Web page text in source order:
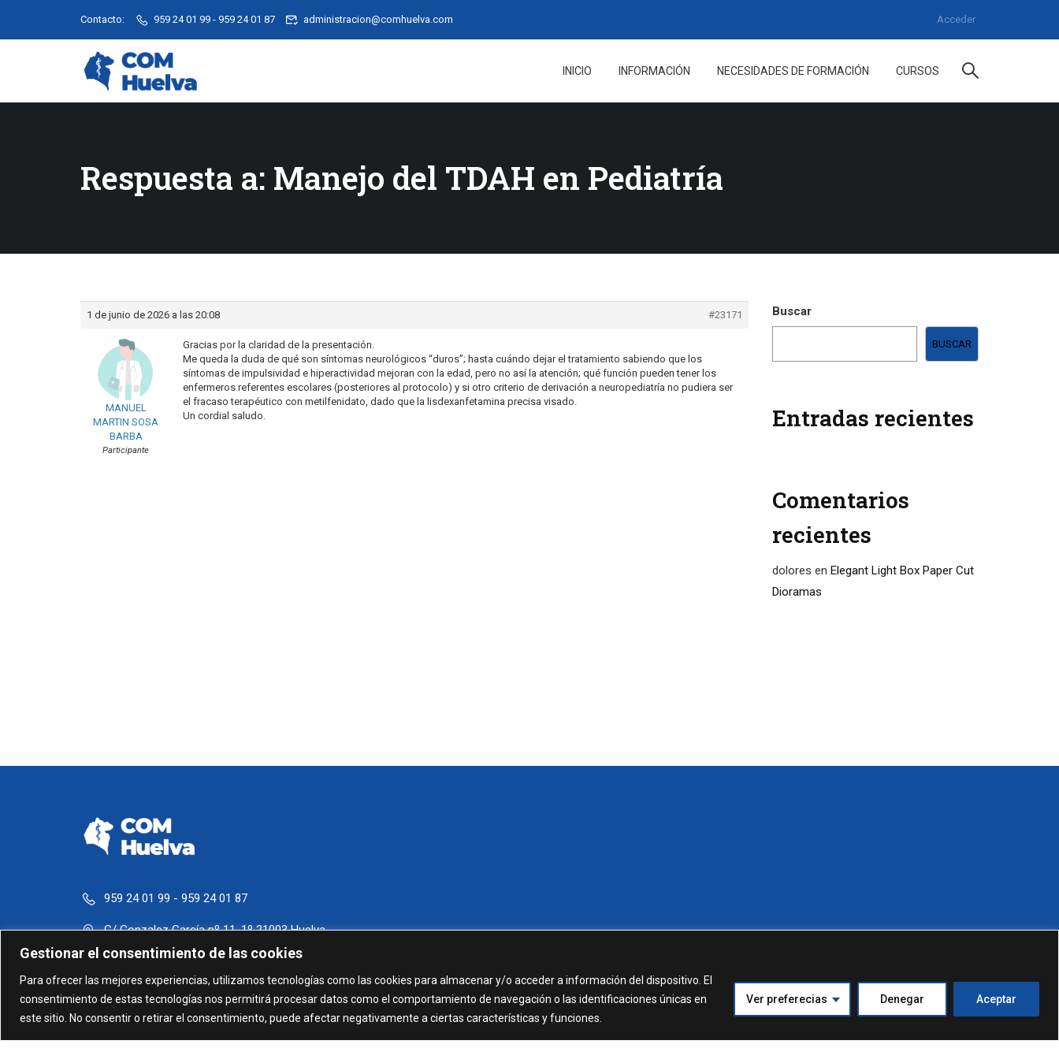
Gestionar el consentimiento de las cookies
Para ofrecer las mejores experiencias, utilizamos tecnologías como las cookies para almacenar y/o acceder a información del dispositivo. El
consentimiento de estas tecnologías nos permitirá procesar datos como el comportamiento de navegación o las identificaciones únicas en
este sitio. No consentir o retirar el consentimiento, puede afectar negativamente a ciertas características y funciones.
Ver preferecias Denegar Aceptar
Contacto: 959 24 01 99 - 959 24 01 87 administracion@comhuelva.com Acceder
INICIO INFORMACIÓN NECESIDADES DE FORMACIÓN CURSOS
Respuesta a: Manejo del TDAH en Pediatría
1 de junio de 2026 a las 20:08 #23171
MANUEL
MARTIN SOSA
BARBA
Participante
Gracias por la claridad de la presentación.
Me queda la duda de qué son síntomas neurológicos “duros”; hasta cuándo dejar el tratamiento sabiendo que los
síntomas de impulsividad e hiperactividad mejoran con la edad, pero no así la atención; qué función pueden tener los
enfermeros referentes escolares (posteriores al protocolo) y si otro criterio de derivación a neuropediatría no pudiera ser
el fracaso terapéutico con metilfenidato, dado que la lisdexanfetamina precisa visado.
Un cordial saludo.
Buscar
BUSCAR
Entradas recientes
Comentarios
recientes
dolores en Elegant Light Box Paper Cut
Dioramas
959 24 01 99 - 959 24 01 87
C/ Gonzalez García nº 11, 1º 21003 Huelva
administracion@comhuelva.com